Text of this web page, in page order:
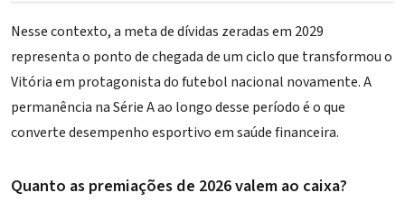
Nesse contexto, a meta de dívidas zeradas em 2029
representa o ponto de chegada de um ciclo que transformou o
Vitória em protagonista do futebol nacional novamente. A
permanência na Série A ao longo desse período é o que
converte desempenho esportivo em saúde financeira.
Quanto as premiações de 2026 valem ao caixa?